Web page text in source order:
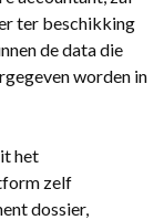
ter beschikking
de data die
worden in
het
zelf
dossier,